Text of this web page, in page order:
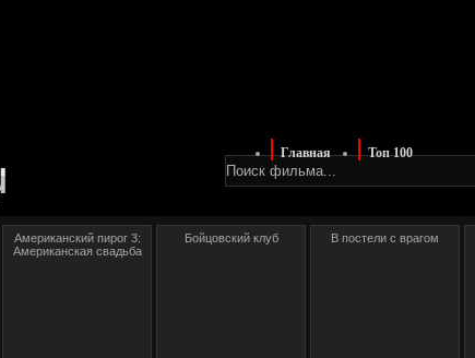
Главная Топ 100
Американский пирог 3:
Американская свадьба
Бойцовский клуб В постели с врагом